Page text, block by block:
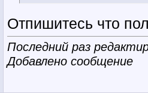
Отпишитесь что
Последний раз
Добавлено сообщение